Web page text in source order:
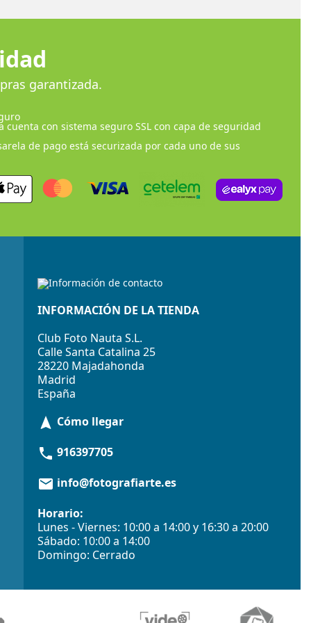
garantizada.
cuenta con sistema seguro SSL con capa de seguridad
de pago está securizada por cada uno de sus
INFORMACIÓN DE LA TIENDA
Club Foto Nauta S.L.
Calle Santa Catalina 25
28220 Majadahonda
Madrid
España
navigation Cómo llegar
phone 916397705
email info@fotografiarte.es
Horario:
Lunes - Viernes: 10:00 a 14:00 y 16:30 a 20:00
Sábado: 10:00 a 14:00
Domingo: Cerrado